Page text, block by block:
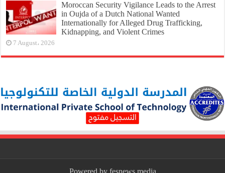
Moroccan Security Vigilance Leads to the Arrest
in Oujda of a Dutch National Wanted
Internationally for Alleged Drug Trafficking,
Kidnapping, and Violent Crimes
7 August، 2026
Powered by fesnews media